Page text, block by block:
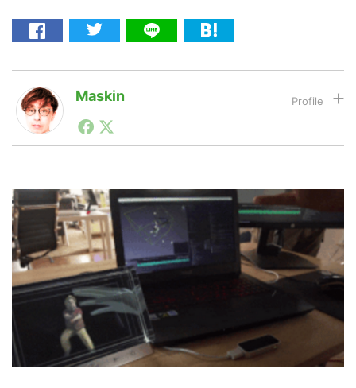
Maskin
1990年代初頭から記者としてまた起業家としてITスタ
ートアップ業界のハードウェアからソフトウェアの事業
生から普及成長までを最前線で見てきた生き字引として
注目される。通信キャリアのニュースポータルの創業デ
スクとして数億PV事業に。世界最大IT系メディア（ス
ペイン）の元日本編集長、World Innovation Lab(WiL)
などを経て、現在、スタートアップ支援側の取り組みに
注力中。
暗号資産
VR/AR
LINE
Block Data Bank
Daily Weekly